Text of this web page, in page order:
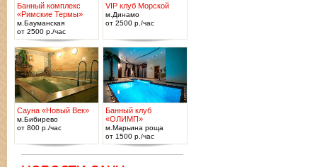
Банный комплекс
«Римские Термы»
м.Бауманская
от 2500 р./час
VIP клуб Морской
м.Динамо
от 2500 р./час
Сауна «Новый Век»
м.Бибирево
от 800 р./час
Банный клуб
«ОЛИМП»
м.Марьина роща
от 1500 р./час